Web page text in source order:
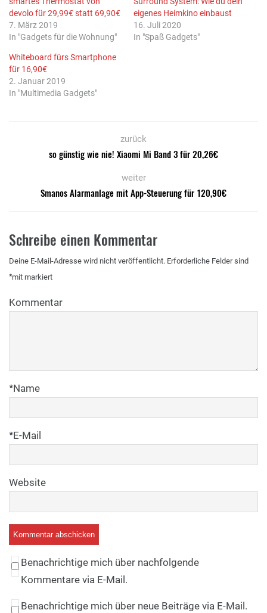
devolo für 29,99€ statt 69,90€
7. März 2019
In "Gadgets für die Wohnung"
eigenes Heimkino einbaust
16. Juli 2020
In "Spaß Gadgets"
Whiteboard fürs Smartphone
für 16,90€
2. Januar 2019
In "Multimedia Gadgets"
zurück
so günstig wie nie! Xiaomi Mi Band 3 für 20,26€
weiter
Smanos Alarmanlage mit App-Steuerung für 120,90€
Schreibe einen Kommentar
Deine E-Mail-Adresse wird nicht veröffentlicht. Erforderliche Felder sind
mit
* markiert
Kommentar
Name
*
E-Mail
*
Website
Benachrichtige mich über nachfolgende
Kommentare via E-Mail.
Benachrichtige mich über neue Beiträge via E-Mail.